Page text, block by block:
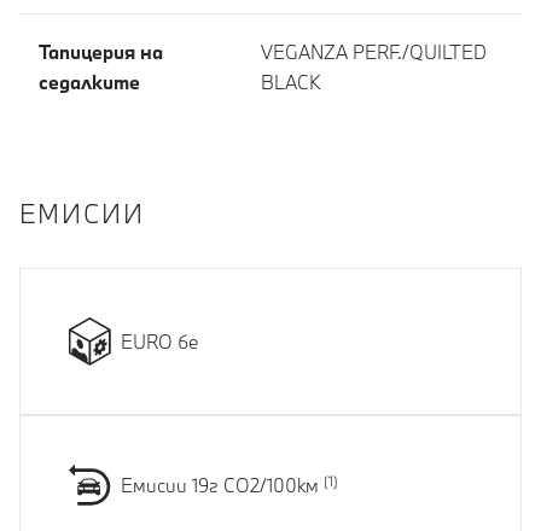
Тапицерия на
седалките
VEGANZA PERF./QUILTED
BLACK
EМИСИИ
EURO 6e
Емисии 19г CO2/100км